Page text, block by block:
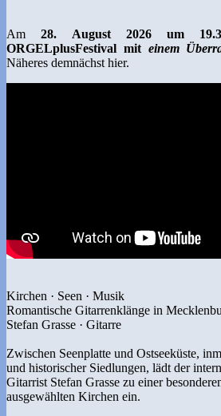
Am 28. August 2026 um
ORGELplusFestival mit einem
Näheres demnächst hier.
Kirchen · Seen · Musik
Romantische Gitarrenklänge in
Stefan Grasse · Gitarre
Zwischen Seenplatte und Ostseeküste,
und historischer Siedlungen, lädt der
Gitarrist Stefan Grasse zu einer
ausgewählten Kirchen ein.